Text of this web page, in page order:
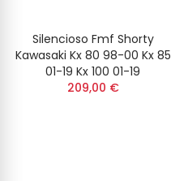
Silencioso Fmf Shorty
Kawasaki Kx 80 98-00 Kx 85
01-19 Kx 100 01-19
209,00 €